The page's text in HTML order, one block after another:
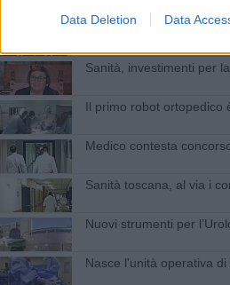
Data Deletion Data
Medici da tutta Italia per
Sanità, investimenti per
Il primo robot ortopedico
Medico contesta
Sanità toscana, al via i
Nuovi strumenti per
Nasce l'unità operativa